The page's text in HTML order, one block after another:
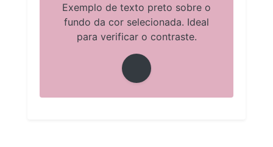
Exemplo de texto preto sobre o
fundo da cor selecionada. Ideal
para verificar o contraste.